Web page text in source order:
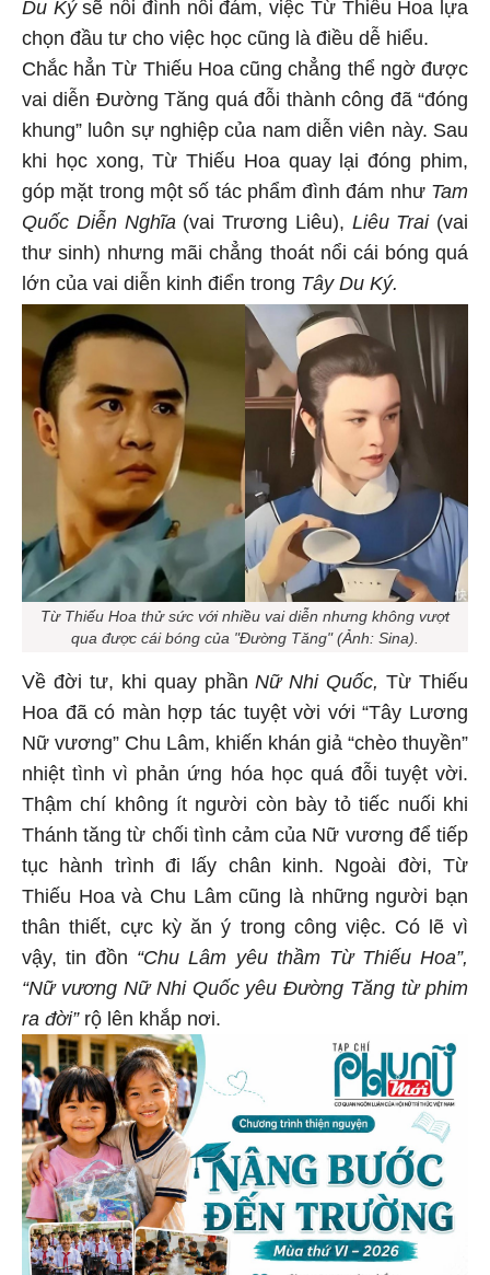
Du Kýsẽ nổi đình nổi đám, việc Từ Thiếu Hoa lựa
chọn đầu tư cho việc học cũng là điều dễ hiểu.
Chắc hẳn Từ Thiếu Hoa cũng chẳng thể ngờ được
vai diễn Đường Tăng quá đỗi thành công đã “đóng
khung” luôn sự nghiệp của nam diễn viên này. Sau
khi học xong, Từ Thiếu Hoa quay lại đóng phim,
góp mặt trong một số tác phẩm đình đám như Tam
Quốc Diễn Nghĩa(vai Trương Liêu), Liêu Trai (vai
thư sinh) nhưng mãi chẳng thoát nổi cái bóng quá
lớn của vai diễn kinh điển trong Tây Du Ký.
Từ Thiếu Hoa thử sức với nhiều vai diễn nhưng không vượt
qua được cái bóng của "Đường Tăng" (Ảnh: Sina).
Về đời tư, khi quay phầnNữ Nhi Quốc,
Từ Thiếu
Hoa đã có màn hợp tác tuyệt vời với “Tây Lương
Nữ vương” Chu Lâm, khiến khán giả “chèo thuyền”
nhiệt tình vì phản ứng hóa học quá đỗi tuyệt vời.
Thậm chí không ít người còn bày tỏ tiếc nuối khi
Thánh tăng từ chối tình cảm của Nữ vương để tiếp
tục hành trình đi lấy chân kinh. Ngoài đời, Từ
Thiếu Hoa và Chu Lâm cũng là những người bạn
thân thiết, cực kỳ ăn ý trong công việc. Có lẽ vì
vậy, tin đồn “Chu Lâm yêu thầm Từ Thiếu Hoa”,
“Nữ vương Nữ Nhi Quốc yêu Đường Tăng từ phim
ra đời” rộ lên khắp nơi.